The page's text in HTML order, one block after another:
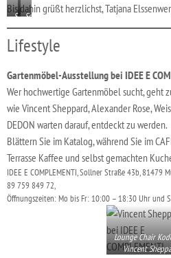
Bis dahin grüßt herzlichst, Tatjana
Schultheiß-
und
Nebenstraßen:
Belagserneuerung
Sollner
Straße:
Teilen
wg.
Straßenumbaus
Lifestyle
Gartenmöbel-Ausstellung bei IDEE E
Wer hochwertige Gartenmöbel sucht, geht
wie Vincent Sheppard, Alexander Rose,
DEDON warten darauf, entdeckt zu werden.
Blättern Sie im Katalog, während Sie im
Terrasse Kaffee und selbst gemachten
IDEE E COMPLEMENTI, Sollner Straße 43b, 81479
89 759 849 72,
Öffnungszeiten: Mo bis Fr: 10:00 – 18:30 Uhr und
Lounge Chair
Vincent